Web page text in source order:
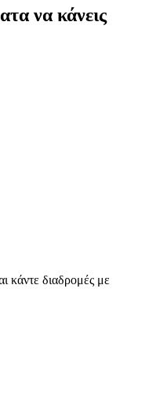
να κάνεις
κάντε διαδρομές με